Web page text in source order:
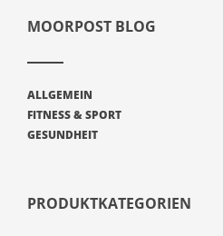
MOORPOST BLOG
ALLGEMEIN
FITNESS & SPORT
GESUNDHEIT
PRODUKTKATEGORIEN